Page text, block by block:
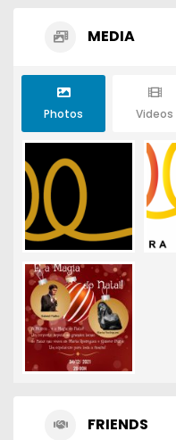
MEDIA
Photos Videos
FRIENDS